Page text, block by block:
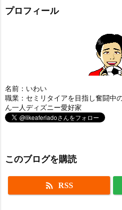
プロフィール
名前：いわい
職業：セミリタイアを目指し奮闘中
ん一人ディズニー愛好家
このブログを購読
 RSS